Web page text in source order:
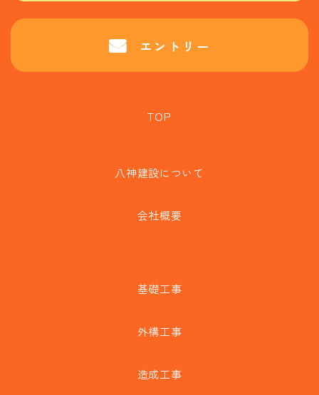
エントリー
TOP
八神建設について
会社概要
基礎工事
外構工事
造成工事